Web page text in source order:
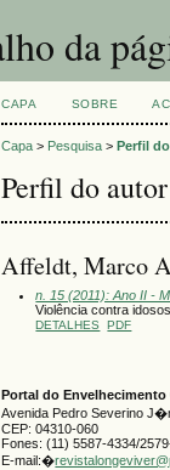
CAPA SOBRE
Capa > Pesquisa >Perfil
Perfil do autor
Affeldt, Marco
n. 15 (2011): Ano II -
Violência contra
DETALHES PDF
Portal do
Avenida Pedro Severino
CEP: 04310-060
Fones: (11) 5587-4334/
E-mail:�